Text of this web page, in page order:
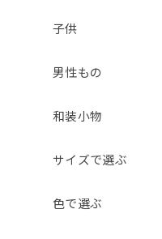
子供
男性もの
和装小物
サイズで選ぶ
色で選ぶ